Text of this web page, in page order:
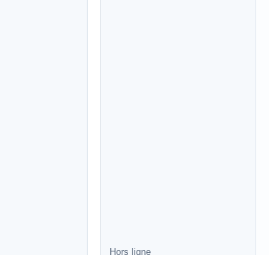
Hors ligne